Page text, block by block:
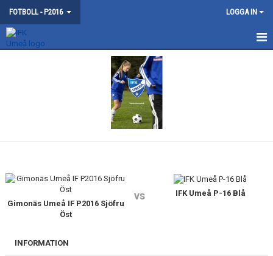
FOTBOLL - P2016 LOGGA IN
KONTAKT
Gimonäs Umeå IF P2016 Sjöfru
Öst
vs IFK Umeå P-16 Blå
INFORMATION